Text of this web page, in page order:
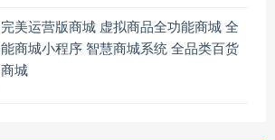
完美运营版商城 虚拟商品全功能商城 全
能商城小程序 智慧商城系统 全品类百货
商城